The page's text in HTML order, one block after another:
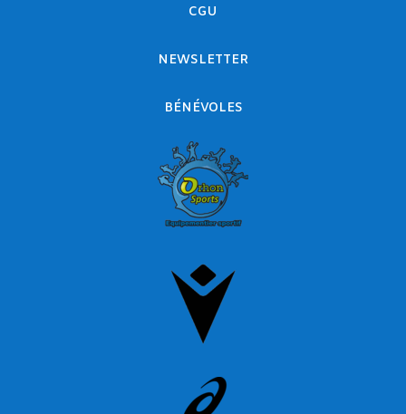
CGU
NEWSLETTER
BÉNÉVOLES